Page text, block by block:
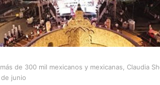
de 300 mil mexicanos y mexicanas, Claudia
junio